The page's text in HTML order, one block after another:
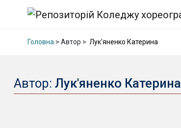
Головна > Автор > Лук'яненко Катерина
Автор: Лук'яненко Катерина